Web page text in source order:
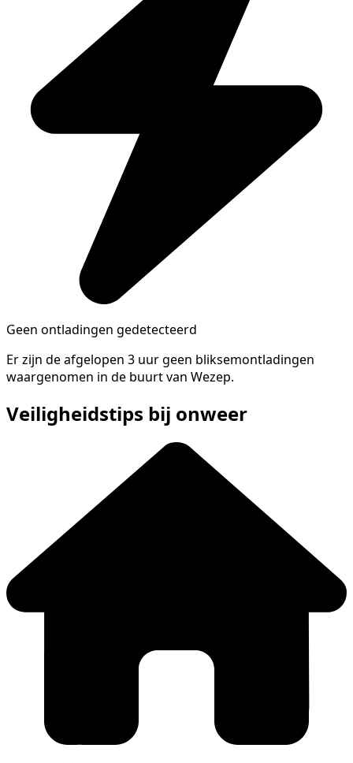
Geen ontladingen gedetecteerd
Er zijn de afgelopen 3 uur geen bliksemontladingen
waargenomen in de buurt van Wezep.
Veiligheidstips bij onweer